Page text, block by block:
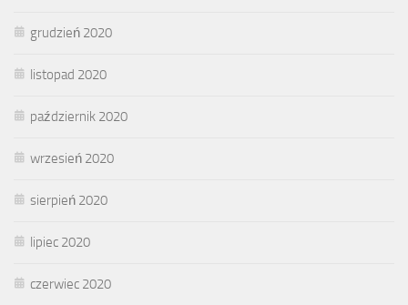
grudzień 2020
listopad 2020
październik 2020
wrzesień 2020
sierpień 2020
lipiec 2020
czerwiec 2020